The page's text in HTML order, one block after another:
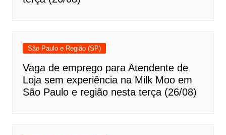
São Paulo e Região (SP)
Vaga de emprego para Atendente de
Loja sem experiência na Milk Moo em
São Paulo e região nesta terça (26/08)